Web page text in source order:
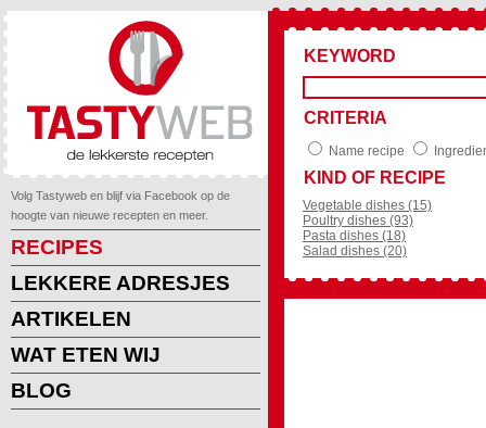
Volg Tastyweb en blijf via Facebook op de
hoogte van nieuwe recepten en meer.
RECIPES
LEKKERE ADRESJES
ARTIKELEN
WAT ETEN WIJ
BLOG
KEYWORD
CRITERIA
Name recipe
KIND OF RECIPE
Vegetable dishes (15)
Poultry dishes (93)
Pasta dishes (18)
Salad dishes (20)